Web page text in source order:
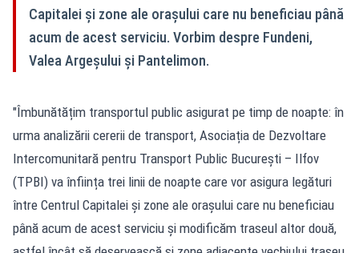
Capitalei şi zone ale oraşului care nu beneficiau până
acum de acest serviciu. Vorbim despre Fundeni,
Valea Argeșului și Pantelimon.
"Îmbunătățim transportul public asigurat pe timp de noapte: în
urma analizării cererii de transport, Asociația de Dezvoltare
Intercomunitară pentru Transport Public București – Ilfov
(TPBI) va înființa trei linii de noapte care vor asigura legături
între Centrul Capitalei și zone ale orașului care nu beneficiau
până acum de acest serviciu și modificăm traseul altor două,